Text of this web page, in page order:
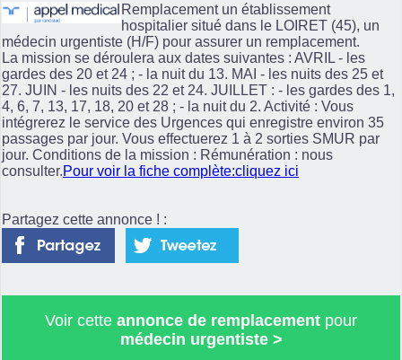
Remplacement un établissement
hospitalier situé dans le LOIRET (45), un
médecin urgentiste (H/F) pour assurer un remplacement.
La mission se déroulera aux dates suivantes : AVRIL - les
gardes des 20 et 24 ; - la nuit du 13. MAI - les nuits des 25 et
27. JUIN - les nuits des 22 et 24. JUILLET : - les gardes des 1,
4, 6, 7, 13, 17, 18, 20 et 28 ; - la nuit du 2. Activité : Vous
intégrerez le service des Urgences qui enregistre environ 35
passages par jour. Vous effectuerez 1 à 2 sorties SMUR par
jour. Conditions de la mission : Rémunération : nous
consulter.Pour voir la fiche complète:cliquez ici
Partagez cette annonce ! :
Voir cette annonce de remplacement pour
médecin urgentiste>